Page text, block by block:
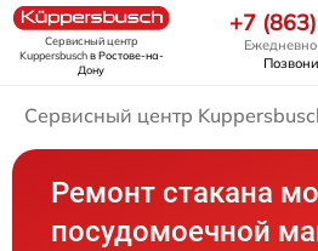
Сервисный центр
Kuppersbuschв Ростове-на-
Дону
+7
Сервисный центр
Ремонт стакана
посудомоечной